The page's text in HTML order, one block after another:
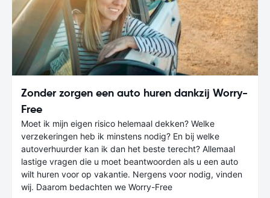
Zonder zorgen een auto huren dankzij Worry-
Free
Moet ik mijn eigen risico helemaal dekken? Welke
verzekeringen heb ik minstens nodig? En bij welke
autoverhuurder kan ik dan het beste terecht? Allemaal
lastige vragen die u moet beantwoorden als u een auto
wilt huren voor op vakantie. Nergens voor nodig, vinden
wij. Daarom bedachten we Worry-Free